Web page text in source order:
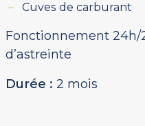
Cuves de carburant
Fonctionnement 24h/
d’astreinte
Durée : 2 mois